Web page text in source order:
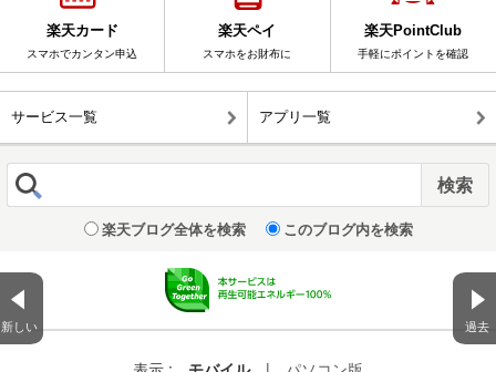
新しい 過去
楽天カード
スマホでカンタン申込
楽天ペイ
スマホをお財布に
楽天PointClub
手軽にポイントを確認
サービス一覧 アプリ一覧
楽天ブログ全体を検索 このブログ内を検索